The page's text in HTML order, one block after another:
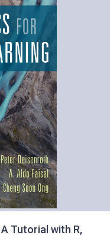
Tutorial with R,